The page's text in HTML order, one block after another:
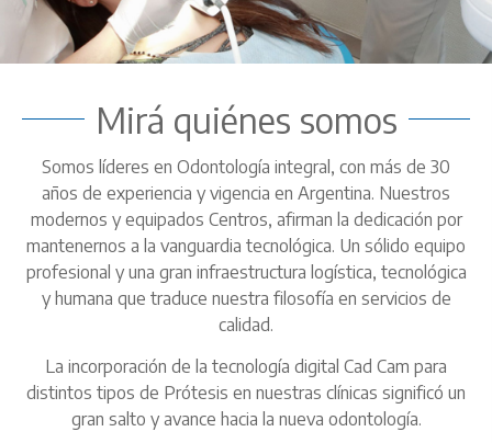
Mirá quiénes somos
Somos líderes en Odontología integral, con más de 30
años de experiencia y vigencia en Argentina. Nuestros
modernos y equipados Centros, afirman la dedicación por
mantenernos a la vanguardia tecnológica. Un sólido equipo
profesional y una gran infraestructura logística, tecnológica
y humana que traduce nuestra filosofía en servicios de
calidad.
La incorporación de la tecnología digital Cad Cam para
distintos tipos de Prótesis en nuestras clínicas significó un
gran salto y avance hacia la nueva odontología.